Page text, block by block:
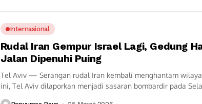
Internasional
Rudal Iran Gempur Israel Lagi, Gedung
Jalan Dipenuhi Puing
Tel Aviv — Serangan rudal Iran kembali menghantam
ini, Tel Aviv dilaporkan menjadi sasaran bombardir pada